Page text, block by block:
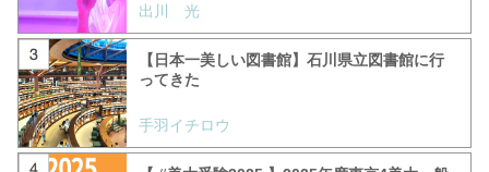
出川 光
【日本一美しい図書館】石川県立図書館に行
ってきた
手羽イチロウ